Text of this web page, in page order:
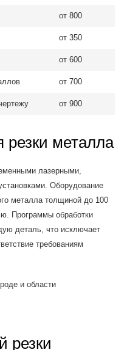
от 800
от 350
от 600
от 700
от 900
металла
лазерными,
Оборудование
металла толщиной до 100
Программы обработки
деталь, что исключает
требованиям
резки